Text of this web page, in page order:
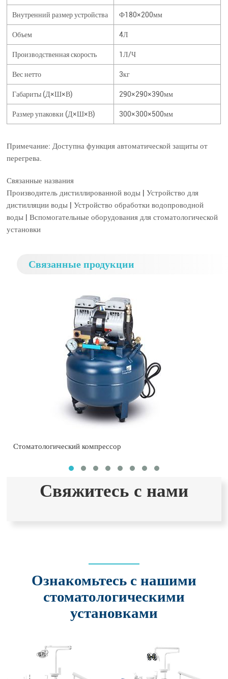
Внутренний размер устройства Ф180×200мм
Объем 4Л
Производственная скорость 1Л/Ч
Вес нетто 3кг
Габариты (Д×Ш×В) 290×290×390мм
Размер упаковки (Д×Ш×В) 300×300×500мм
Примечание: Доступна функция автоматической защиты от
перегрева.
Связанные названия
Производитель дистиллированной воды | Устройство для
дистилляции воды | Устройство обработки водопроводной
воды | Вспомогательные оборудования для стоматологической
установки
Связанные продукции
Стоматологический компрессор
Свяжитесь с нами
Ознакомьтесь с нашими
стоматологическими
установками